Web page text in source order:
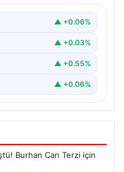
dikkat çekici…▲ +0.06%
▲ +0.03%
▲ +0.55%
▲ +0.06%
Burhan Can Terzi için